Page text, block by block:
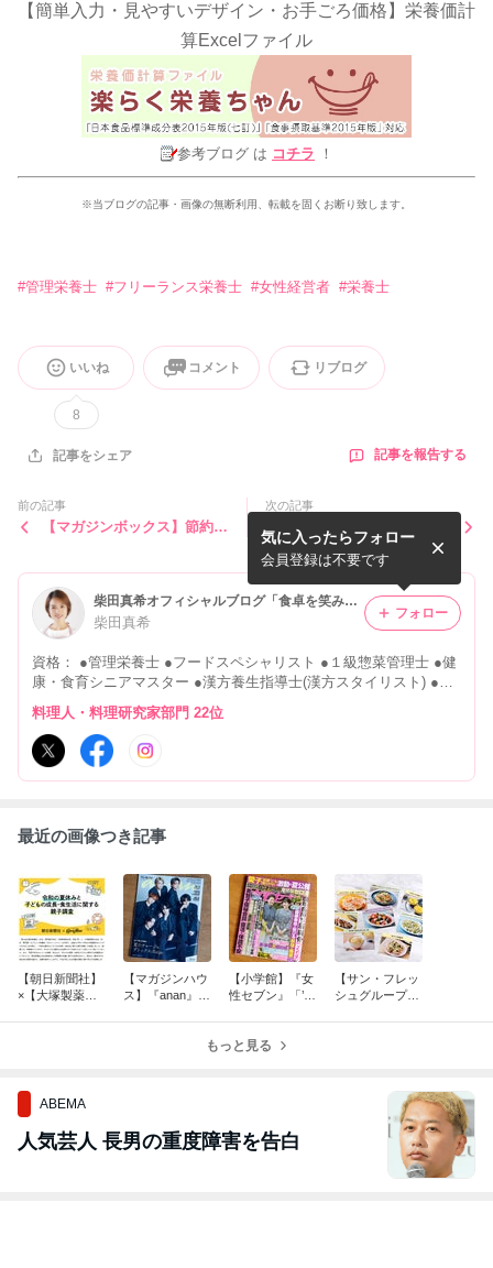
【簡単入力・見やすいデザイン・お手ごろ価格】栄養価計
算Excelファイル
参考ブログ は コチラ ！
※当ブログの記事・画像の無断利用、転載を固くお断り致します。
#管理栄養士 #フリーランス栄養士 #女性経営者 #栄養士
いいね
8
コメント リブログ
記事をシェア 記事を報告する
前の記事
【マガジンボックス】節約
原朋未）
次の記事
【銀座ステファニーさま】会
報誌レシピ連載
柴田真希オフィシャルブログ「食卓を笑みでいっぱいに…」 Powered by Ameba
柴田真希
資格： ●管理栄養士 ●フードスペシャリスト ●１級惣菜管理士 ●健
康・食育シニアマスター ●漢方養生指導士(漢方スタイリスト) ●食
アスリート・ジュニアインストラクター を保有する食のエキスパ
ート柴田真希のお仕事日記
気に入ったらフォロー
会員登録は不要です
フォロー
料理人・料理研究家部門 22位
最近の画像つき記事
【朝日新聞社】
×【大塚製薬】
【マガジンハウ
ス】『anan』20
【小学館】『女
性セブン』「’26
ゆ、始めまし
【サン・フレッ
シュグループホ
もっと見る
ABEMA
人気芸人 長男の重度障害を告白